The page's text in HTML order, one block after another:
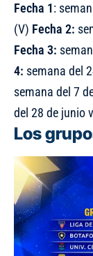
Fecha 1:
(V) Fecha 2:
Fecha 3:
4: semana del
semana del 7
del 28 de junio
Los